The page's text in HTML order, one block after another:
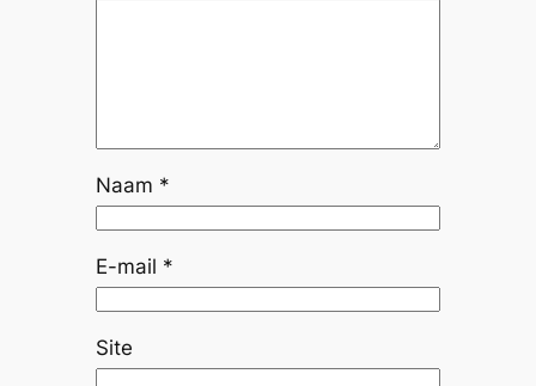
Naam *
E-mail *
Site